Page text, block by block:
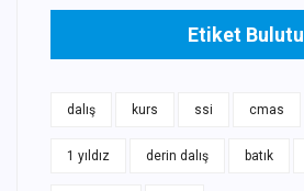
Etiket Bulutu
dalış kurs ssi cmas
1 yıldız derin dalış batık